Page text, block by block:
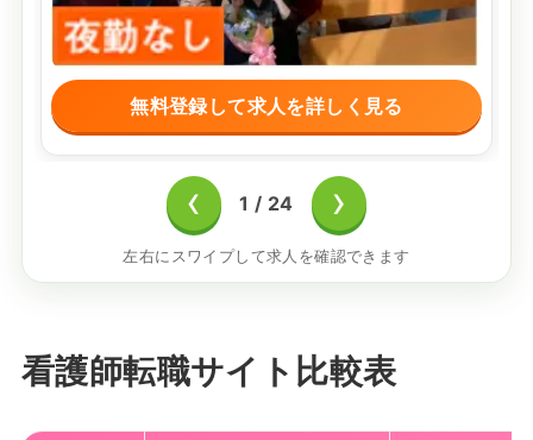
無料登録して求人を詳しく見る
‹ 1 / 24 ›
左右にスワイプして求人を確認できます
看護師転職サイト比較表